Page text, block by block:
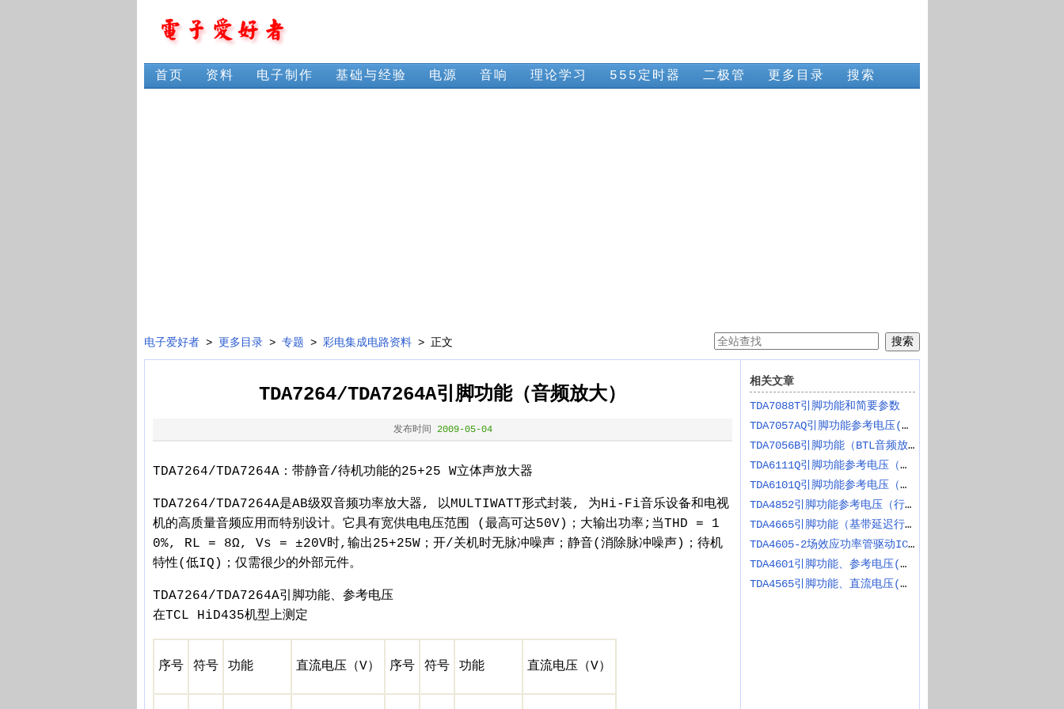
首页 资料 电子制作 基础与经验 电源 音响 理论学习 555定时器 二极管 更多目录 搜索
电子爱好者 >更多目录 >专题 >彩电集成电路资料 > 正文
TDA7264/TDA7264A引脚功能（音频放大）
发布时间 2009-05-04
TDA7264/TDA7264A：带静音/待机功能的25+25 W立体声放大器
TDA7264/TDA7264A是AB级双音频功率放大器, 以MULTIWATT形式封装, 为Hi-Fi音乐设备和电视
机的高质量音频应用而特别设计。它具有宽供电电压范围 (最高可达50V)；大输出功率;当THD = 1
0%, RL = 8Ω, Vs = ±20V时,输出25+25W；开/关机时无脉冲噪声；静音(消除脉冲噪声)；待机
特性(低IQ)；仅需很少的外部元件。
TDA7264/TDA7264A引脚功能、参考电压
在TCL HiD435机型上测定
序号 符号 功能 直流电压（V） 序号 符号 功能 直流电压（V）
相关文章
TDA7088T引脚功能和简要参数
TDA7057AQ引脚功能参考电压(音频功率放大)
TDA7056B引脚功能（BTL音频放大器）
TDA6111Q引脚功能参考电压（视频放大）
TDA6101Q引脚功能参考电压（视频放大）
TDA4852引脚功能参考电压（行场偏转电路）
TDA4665引脚功能（基带延迟行电路）
TDA4605-2场效应功率管驱动IC引脚功能
TDA4601引脚功能、参考电压(开关电源控制)
TDA4565引脚功能、直流电压(彩色瞬态改善)